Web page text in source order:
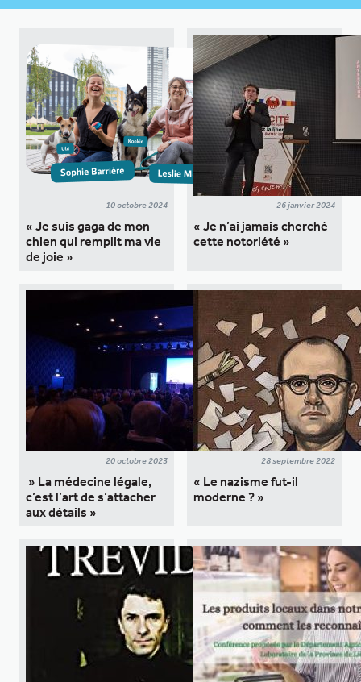
10 octobre 2024
« Je suis gaga de mon
chien qui remplit ma vie
de joie »
26 janvier 2024
« Je n’ai jamais cherché
cette notoriété »
20 octobre 2023
» La médecine légale,
c’est l’art de s’attacher
aux détails »
28 septembre 2022
« Le nazisme fut-il
moderne ? »